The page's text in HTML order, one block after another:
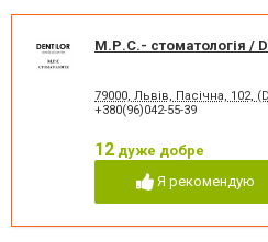
Лікування стоматиту
Пластика ясенного краю
Пластини для виправлення
Пломбування каналів
Пьезохірургія в стоматології
Рентген зубів
Рецесія ясен
М.Р.С.- стоматологія /
79000, Львів, Пасічна, 102,
+380(96)042-55-39
12 дуже добре
Я рекомендую